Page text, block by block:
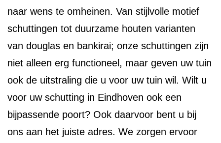
naar wens te omheinen. Van stijlvolle motief
schuttingen tot duurzame houten varianten
van douglas en bankirai; onze schuttingen zijn
niet alleen erg functioneel, maar geven uw tuin
ook de uitstraling die u voor uw tuin wil. Wilt u
voor uw schutting in Eindhoven ook een
bijpassende poort? Ook daarvoor bent u bij
ons aan het juiste adres. We zorgen ervoor